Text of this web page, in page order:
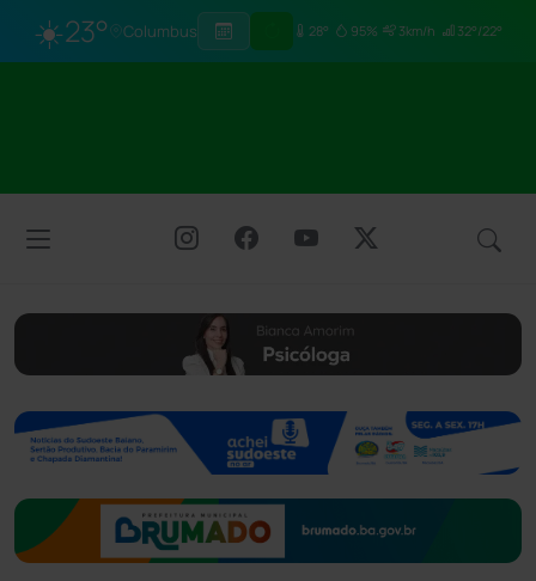
☀️23° Columbus 28° 95% 3km/h 32°/22°